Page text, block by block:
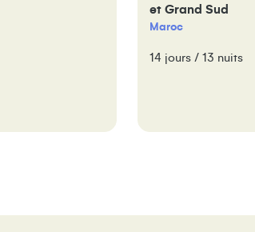
et Grand Sud
Maroc
14 jours / 13 nuits